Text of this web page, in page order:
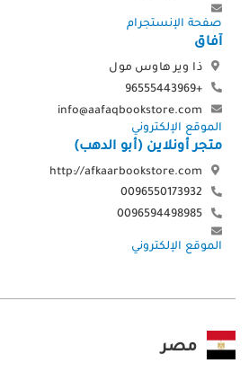
صفحة الإنستجرام
آفاق
ذا وير هاوس مول
+96555443969
info@aafaqbookstore.com
الموقع الإلكتروني
متجر أونلاين (أبو الدهب)
http://afkaarbookstore.com
0096550173932
0096594498985
الموقع الإلكتروني
مصر